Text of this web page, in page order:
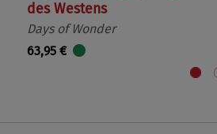
des Westens
Days of Wonder
63,95 €